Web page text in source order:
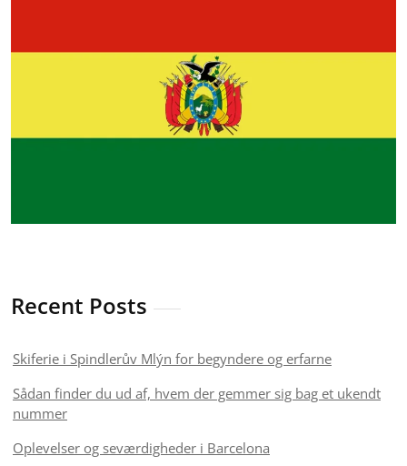
Recent Posts
Skiferie i Spindlerův Mlýn for begyndere og erfarne
Sådan finder du ud af, hvem der gemmer sig bag et ukendt
nummer
Oplevelser og seværdigheder i Barcelona